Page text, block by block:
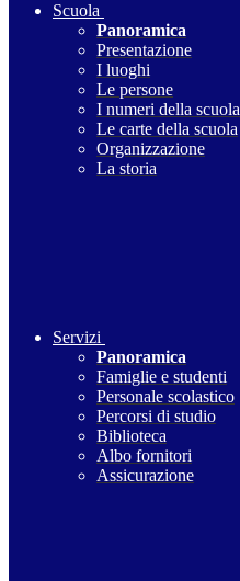
Scuola
Panoramica
Presentazione
I luoghi
Le persone
I numeri della scuola
Le carte della scuola
Organizzazione
La storia
Servizi
Panoramica
Famiglie e studenti
Personale scolastico
Percorsi di studio
Biblioteca
Albo fornitori
Assicurazione